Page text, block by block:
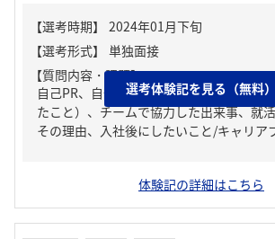
【質問内容・課題】
自己PR、自分の強み/弱み、ガクチカ（
たこと）、チームで協力した出来事、就
その理由、入社後にしたいこと/キャリア
選考体験記を見る（無料）
体験記の詳細はこちら